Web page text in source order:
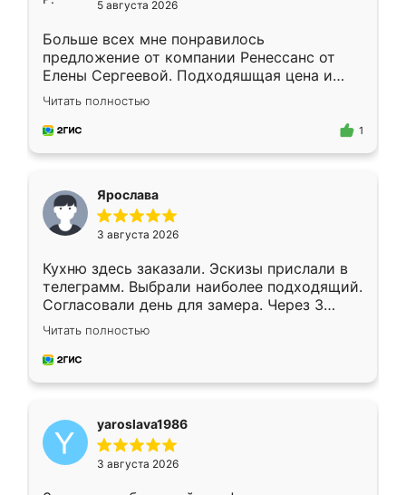
5 августа 2026
Больше всех мне понравилось
предложение от компании Ренессанс от
Елены Сергеевой. Подходяшщая цена и
короткие сроки изготовления. Приехавший
для замера сотрудник Владислав
предложил по моему эскизу самый
Читать полностью
1
Ярослава
3 августа 2026
Кухню здесь заказали. Эскизы прислали в
телеграмм. Выбрали наиболее подходящий.
Согласовали день для замера. Через 3
недели кухня была уже готова. Остались
довольны работой. Спасибо Ренессанс
мебель за качественную работу!
Читать полностью
yaroslava1986
3 августа 2026